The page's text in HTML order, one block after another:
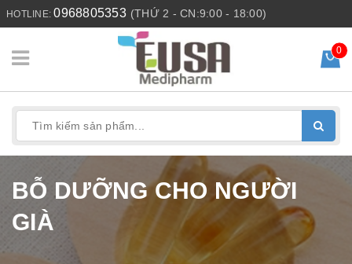
HOTLINE:0968805353 (THỨ 2 - CN:9:00 - 18:00)
0
BỖ DƯỠNG CHO NGƯỜI
GIÀ